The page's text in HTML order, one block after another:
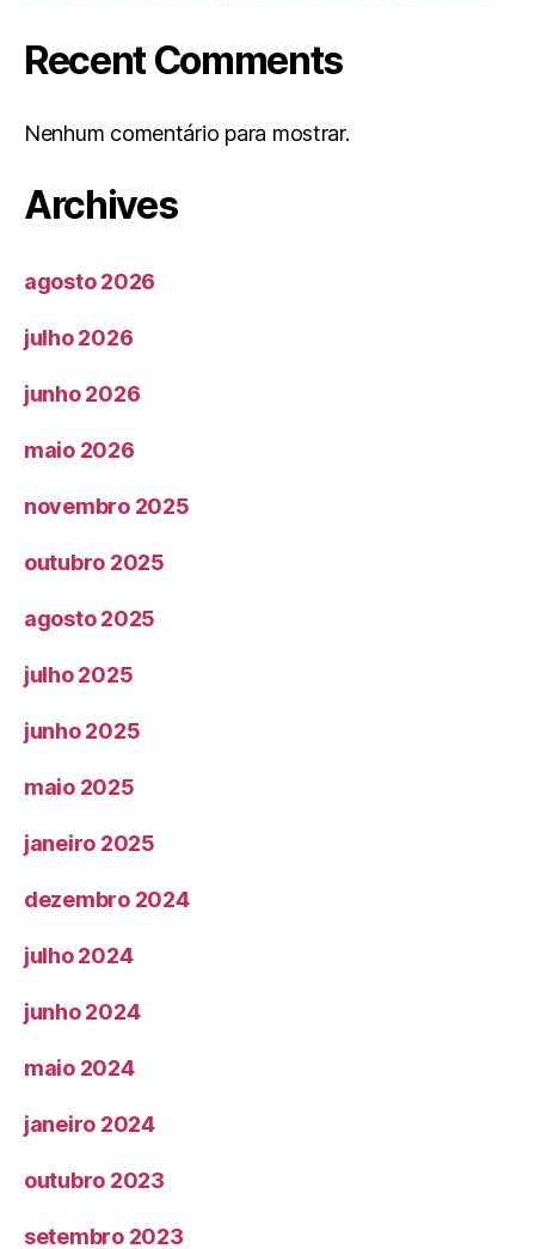
Recent Comments
Nenhum comentário para mostrar.
Archives
agosto 2026
julho 2026
junho 2026
maio 2026
novembro 2025
outubro 2025
agosto 2025
julho 2025
junho 2025
maio 2025
janeiro 2025
dezembro 2024
julho 2024
junho 2024
maio 2024
janeiro 2024
outubro 2023
setembro 2023